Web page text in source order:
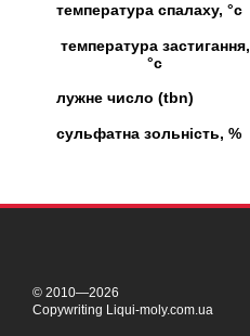
температура спалаху, °c
температура застигання,
°c
лужне число (tbn)
сульфатна зольність, %
© 2010—2026
Copywriting Liqui-moly.com.ua